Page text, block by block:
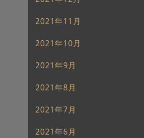
2021年11月
2021年10月
2021年9月
2021年8月
2021年7月
2021年6月